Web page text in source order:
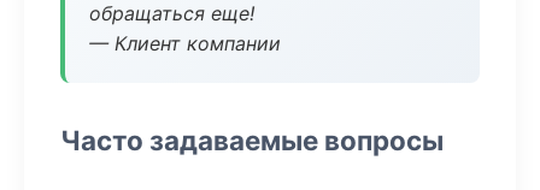
обращаться еще!
— Клиент компании
Часто задаваемые вопросы